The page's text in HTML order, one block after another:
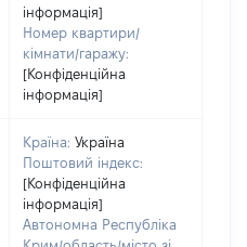
інформація]
Номер квартири/
кімнати/гаражу:
[Конфіденційна
інформація]
Країна: Україна
Поштовий індекс:
[Конфіденційна
інформація]
Автономна Республіка